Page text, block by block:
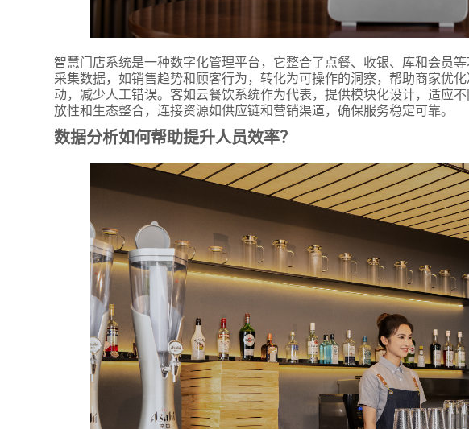
智慧门店系统是一种数字化管理平台，它整合了点餐、收银、库和会员
采集数据，如销售趋势和顾客行为，转化为可操作的洞察，帮助商家优
动，减少人工错误。客如云餐饮系统作为代表，提供模块化设计，适应
放性和生态整合，连接资源如供应链和营销渠道，确保服务稳定可靠。
数据分析如何帮助提升人员效率？
所属业态
*我的姓名